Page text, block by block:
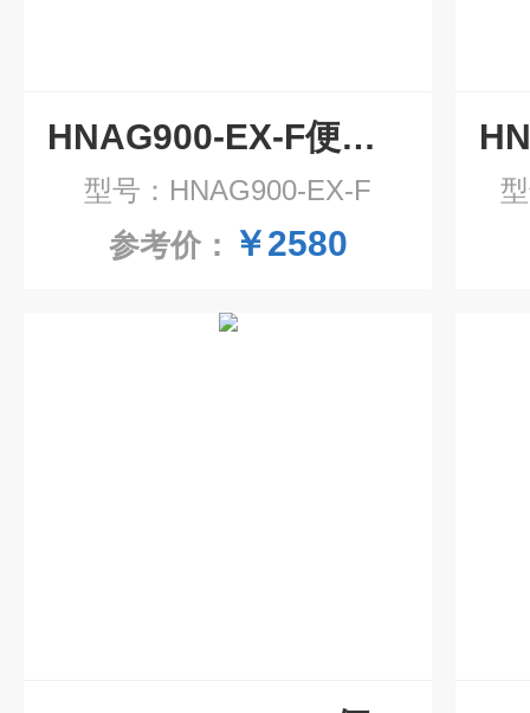
HNAG900-EX-F便携式柴油气体检测仪 便携气体分析仪
型号：HNAG900-EX-F
参考价： ￥2580